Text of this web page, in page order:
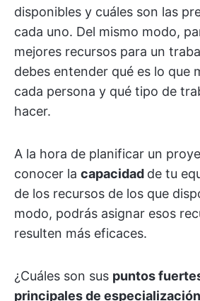
disponibles y cuáles son las
cada uno. Del mismo modo,
mejores recursos para un
debes entender qué es lo que
cada persona y qué tipo de
hacer.
A la hora de planificar un
conocer la capacidad de tu
de los recursos de los que
modo, podrás asignar esos
resulten más eficaces.
¿Cuáles son sus puntos
principales de especialización